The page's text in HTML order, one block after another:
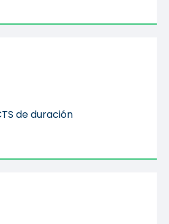
de duración
de duración